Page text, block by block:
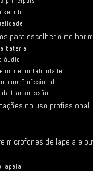
sem fio
para escolher o melhor
bateria
áudio
uso e portabilidade
um Profissional
da transmissão
no uso profissional
microfones de lapela e
lapela